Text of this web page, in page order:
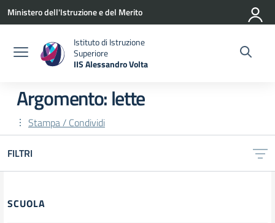
Vai ai contenuti
Vai al menu di navigazione
Vai al footer
Ministero dell'Istruzione e del Merito
Istituto di Istruzione
Superiore
IIS Alessandro Volta
Argomento: lette
Stampa / Condividi
FILTRI
Filtri
SCUOLA